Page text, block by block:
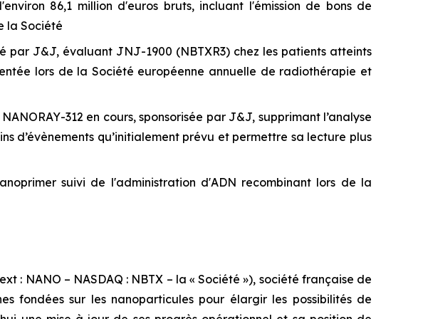
86,1 million d'euros bruts, incluant l'émission de bons de
la Société
par J&J, évaluant JNJ-1900 (NBTXR3) chez les patients atteints
lors de la Société européenne annuelle de radiothérapie et
312 en cours, sponsorisée par J&J, supprimant l’analyse
d’évènements qu’initialement prévu et permettre sa lecture plus
suivi de l'administration d'ADN recombinant lors de la
: NANO – NASDAQ : NBTX – la « Société »), société française de
fondées sur les nanoparticules pour élargir les possibilités de